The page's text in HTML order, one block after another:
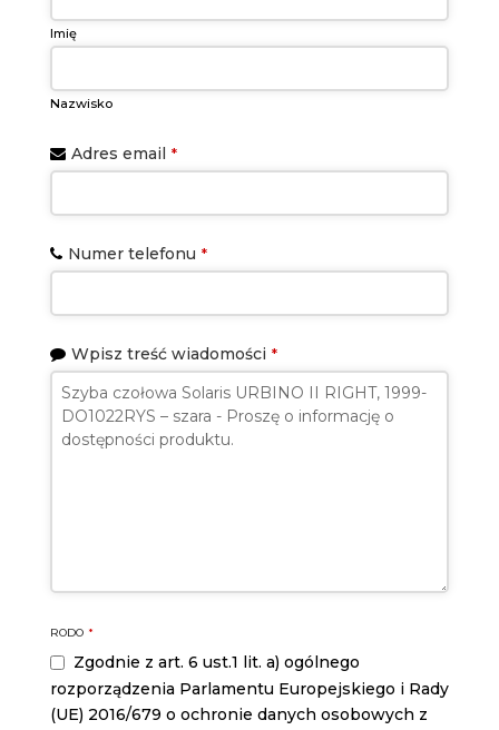
Imię
Nazwisko
Adres email *
Numer telefonu *
Wpisz treść wiadomości *
Business
Email *
RODO *
Zgodnie z art. 6 ust.1 lit. a) ogólnego
rozporządzenia Parlamentu Europejskiego i Rady
(UE) 2016/679 o ochronie danych osobowych z